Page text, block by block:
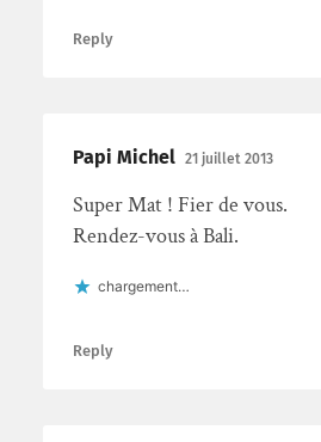
Reply
Papi Michel 21 juillet 2013
Super Mat ! Fier de vous.
Rendez-vous à Bali.
chargement…
Reply